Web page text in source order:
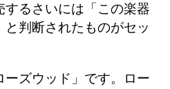
するさいには「この楽器
判断されたものがセッ
ズウッド」です。ロー